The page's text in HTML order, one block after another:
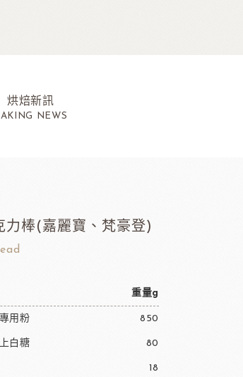
烘焙新訊
NEWS
力棒(嘉麗寶、梵豪登)
重量g
用粉 850
白糖 80
18